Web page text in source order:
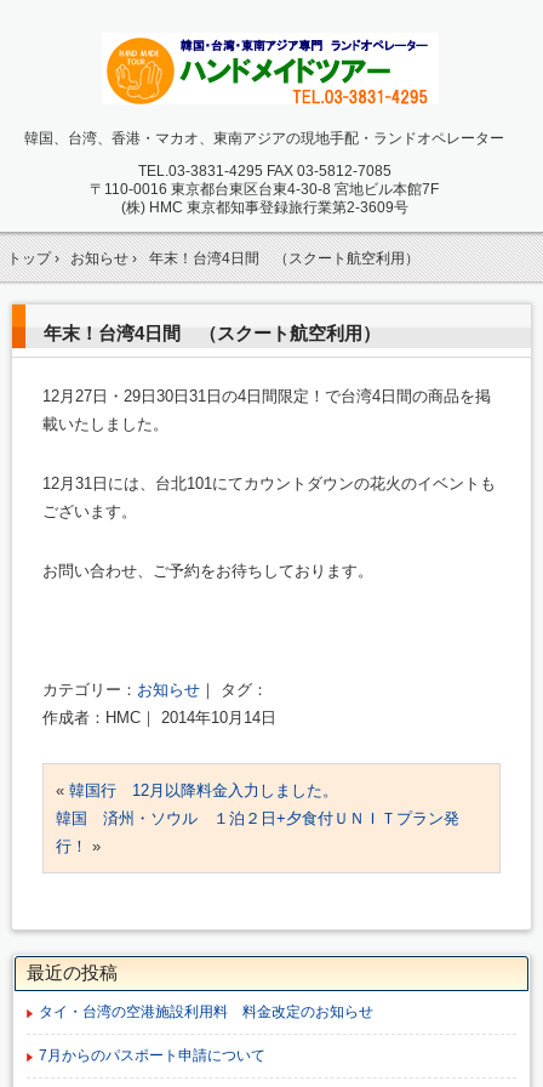
韓国、台湾、香港・マカオ、東南アジアの現地手配・ランドオペレーター
TEL.03-3831-4295 FAX 03-5812-7085
〒110-0016 東京都台東区台東4-30-8 宮地ビル本館7F
(株) HMC 東京都知事登録旅行業第2-3609号
トップ› お知らせ› 年末！台湾4日間 （スクート航空利用）
年末！台湾4日間 （スクート航空利用）
12月27日・29日30日31日の4日間限定！で台湾4日間の商品を掲
載いたしました。
12月31日には、台北101にてカウントダウンの花火のイベントも
ございます。
お問い合わせ、ご予約をお待ちしております。
カテゴリー： お知らせ ｜ タグ：
作成者：HMC｜ 2014年10月14日
« 韓国行 12月以降料金入力しました。
韓国 済州・ソウル １泊２日+夕食付ＵＮＩＴプラン発
行！ »
最近の投稿
タイ・台湾の空港施設利用料 料金改定のお知らせ
7月からのパスポート申請について